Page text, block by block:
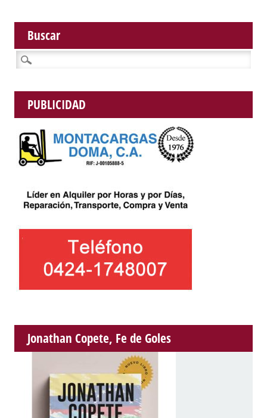
Buscar
Buscar:
PUBLICIDAD
Jonathan Copete, Fe de Goles